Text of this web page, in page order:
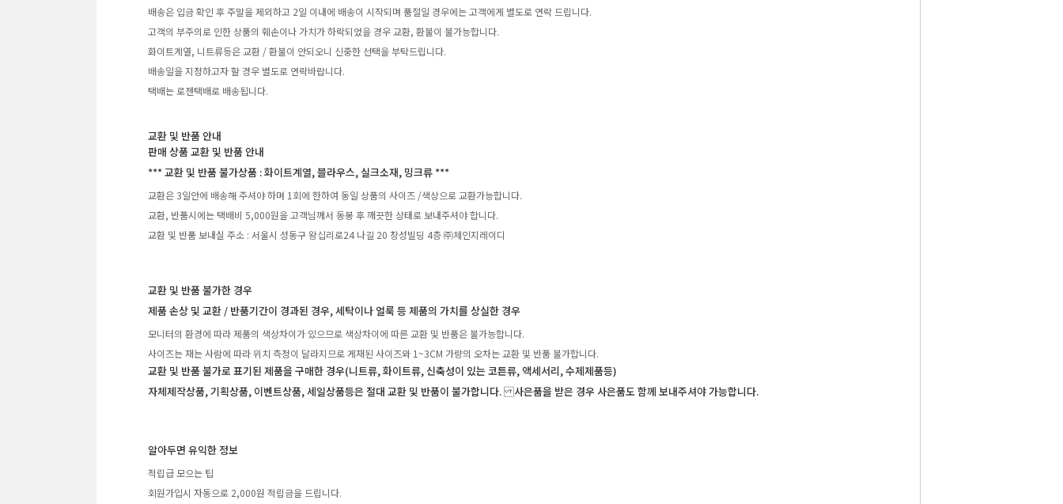
배송은 입금 확인 후 주말을 제외하고 2일 이내에 배송이 시작되며 품절일 경우에는 고객에게 별도로 연락 드립니다.
고객의 부주의로 인한 상품의 훼손이나 가치가 하락되었을 경우 교환, 환불이 불가능합니다.
화이트계열, 니트류등은 교환 / 환불이 안되오니 신중한 선택을 부탁드립니다.
배송일을 지정하고자 할 경우 별도로 연락바랍니다.
택배는 로젠택배로 배송됩니다.
교환 및 반품 안내
판매 상품 교환 및 반품 안내
*** 교환 및 반품 불가상품 : 화이트계열, 블라우스, 실크소재, 밍크류 ***
교환은 3일안에 배송해 주셔야 하며 1회에 한하여 동일 상품의 사이즈 /색상으로 교환가능합니다.
교환, 반품시에는 택배비 5,000원을 고객님께서 동봉 후 깨끗한 상태로 보내주셔야 합니다.
교환 및 반품 보내실 주소 : 서울시 성동구 왕십리로24 나길 20 창성빌딩 4층 ㈜체인지레이디
교환 및 반품 불가한 경우
제품 손상 및 교환 / 반품기간이 경과된 경우, 세탁이나 얼룩 등 제품의 가치를 상실한 경우
모니터의 환경에 따라 제품의 색상차이가 있으므로 색상차이에 따른 교환 및 반품은 불가능합니다.
사이즈는 재는 사람에 따라 위치 측정이 달라지므로 게재된 사이즈와 1~3CM 가량의 오차는 교환 및 반품 불가합니다.
교환 및 반품 불가로 표기된 제품을 구매한 경우(니트류, 화이트류, 신축성이 있는 코튼류, 액세서리, 수제제품등)
자체제작상품, 기획상품, 이벤트상품, 세일상품등은 절대 교환 및 반품이 불가합니다. 사은품을 받은 경우 사은품도 함께 보내주셔야 가능합니다.
알아두면 유익한 정보
적립급 모으는 팁
회원가입시 자동으로 2,000원 적립금을 드립니다.